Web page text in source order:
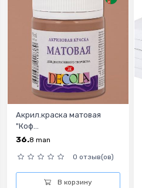
Акрил.краска матовая
"Коф...
36.8 man
0 отзыв(ов)
В корзину